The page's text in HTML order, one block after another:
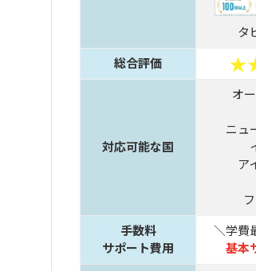
タ
総合評価
対応可能な国
オ
ニュ
ア
手数料
サポート費用
＼学費
基本